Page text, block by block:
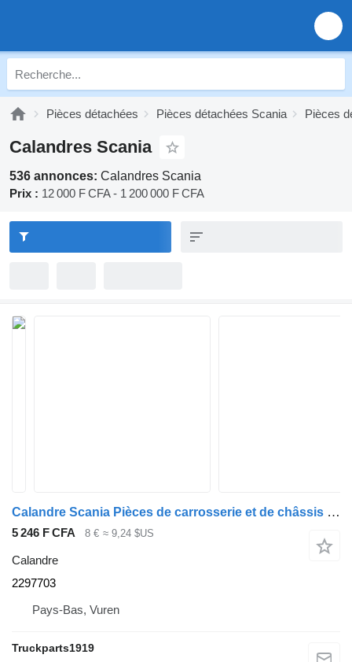
Pièces détachées Pièces détachées Scania Pièces
Calandres Scania
536 annonces: Calandres Scania
Prix : 12 000 F CFA - 1 200 000 F CFA
Calandre Scania Pièces de carrosserie et de châssis Grille Afdekkap Re. 2297703 pour camion
5 246 F CFA 8 € ≈ 9,24 $US
Calandre
2297703
Pays-Bas, Vuren
Truckparts1919